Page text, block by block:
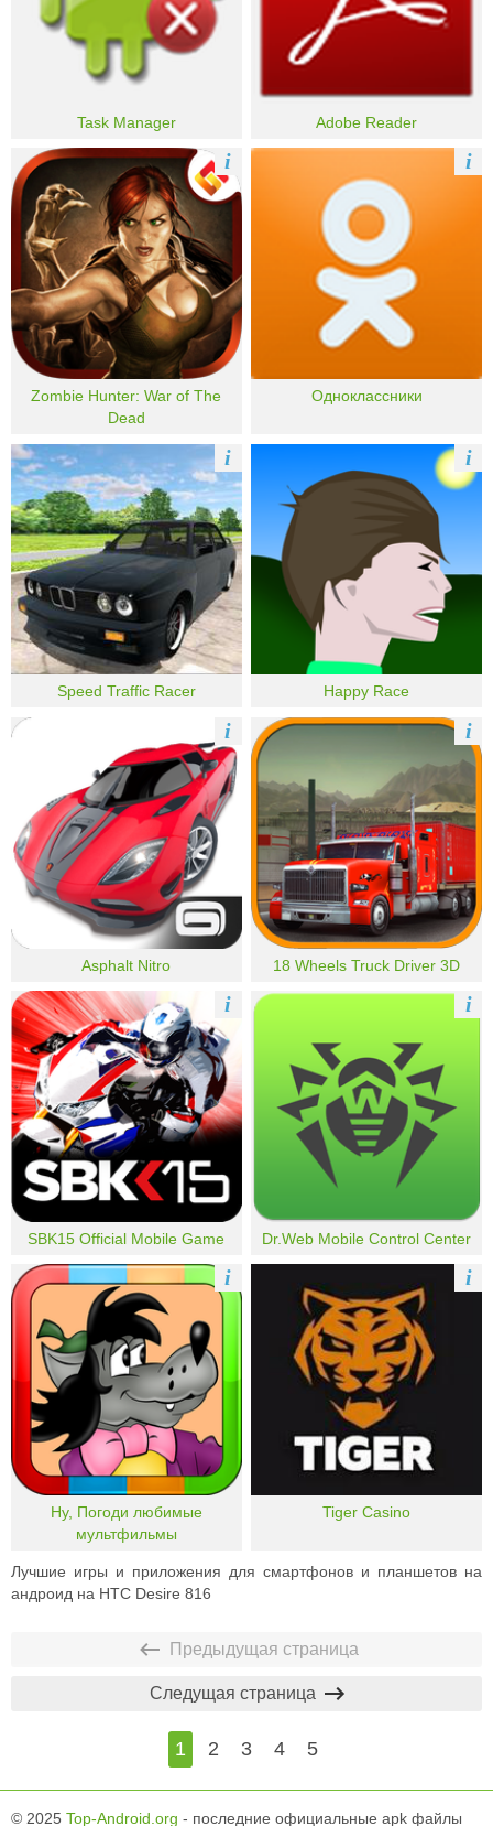
Task Manager Adobe Reader
Zombie Hunter: War of The
Dead
i
Одноклассники
i
Speed Traffic Racer
i
Happy Race
i
Asphalt Nitro
i
18 Wheels Truck Driver 3D
i
SBK15 Official Mobile Game
i
Dr.Web Mobile Control Center
i
Ну, Погоди любимые
мультфильмы
i
Tiger Casino
i
Лучшие игры и приложения для смартфонов и планшетов на
андроид на HTC Desire 816
Предыдущая страница
1 2 3 4 5
Следущая страница
© 2025 Top-Android.org - последние официальные apk файлы